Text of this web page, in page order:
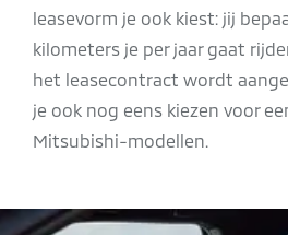
leasevorm je ook kiest: jij
kilometers je per jaar gaat
het leasecontract wordt
je ook nog eens kiezen voor
Mitsubishi-modellen.